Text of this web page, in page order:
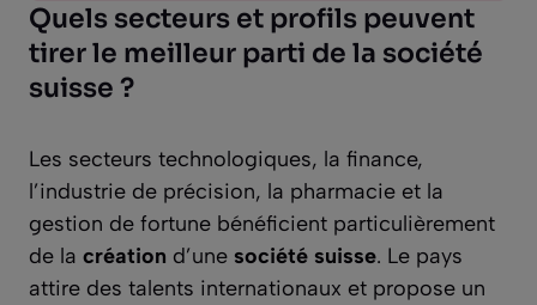
Quels secteurs et profils peuvent
tirer le meilleur parti de la société
suisse ?
Les secteurs technologiques, la finance,
l’industrie de précision, la pharmacie et la
gestion de fortune bénéficient particulièrement
de la création d’une société suisse. Le pays
attire des talents internationaux et propose un